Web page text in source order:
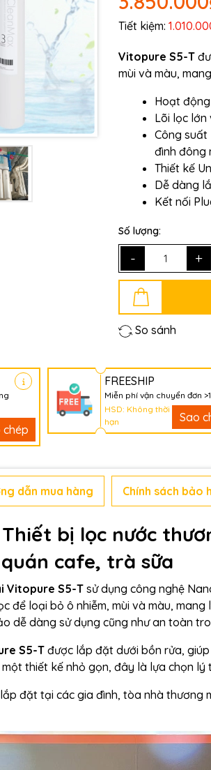
Tiết kiệm:
Vitopure S5-T
mùi và màu,
Hoạt
Lõi lọc lớn
Công
đình đông
Thiết kế
Dễ dàng
Kết nối
Số lượng:
- +
So sánh
chép
FREESHIP
Miễn phí vận chuyển đơn
HSD: Không thời
hạn
Sao
Mã giảm giá:
Ngày hết hạn:
Điều kiện:
dẫn mua hàng Chính sách bảo
bị lọc nước
cafe, trà sữa
Vitopure S5-T sử dụng công nghệ
để loại bỏ ô nhiễm, mùi và màu,
dễ dàng sử dụng cũng như an toàn
S5-T được lắp đặt dưới bồn rửa,
thiết kế nhỏ gọn, đây là lựa chọn lý
đặt tại các gia đình, tòa nhà thương